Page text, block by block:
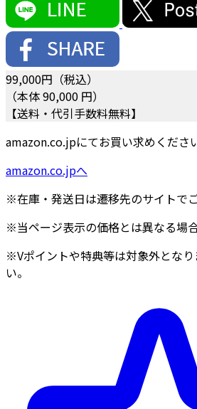
99,000円（税込）
（本体 90,000 円）
【送料・代引手数料無料】
amazon.co.jpにてお買い求めくださ
amazon.co.jpへ
※在庫・発送日は遷移先のサイトで
※当ページ表示の価格とは異なる場合
※Vポイントや特典等は対象外とな
い。